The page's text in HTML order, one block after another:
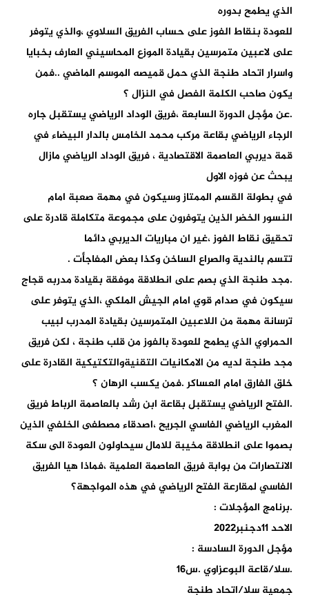
الذي يطمح بدوره
للعودة بنقاط الفوز على حساب الفريق السلاوي ،والذي يتوفر
على لاعبين متمرسين بقيادة الموزع المحاسيني العارف بخبايا
واسرار اتحاد طنجة الذي حمل قميصه الموسم الماضي ..فمن
يكون صاحب الكلمة الفصل في النزال ؟
.عن مؤجل الدورة السابعة ،فريق الوداد الرياضي يستقبل جاره
الرجاء الرياضي بقاعة مركب محمد الخامس بالدار البيضاء في
قمة ديربي العاصمة الاقتصادية ، فريق الوداد الرياضي مازال
يبحث عن فوزه الاول
في بطولة القسم الممتاز وسيكون في مهمة صعبة امام
النسور الخضر الذين يتوفرون على مجموعة متكاملة قادرة على
تحقيق نقاط الفوز ،غير ان مباريات الديربي دائما
تتسم بالندية والصراع الساخن وكذا بعض المفاجأت .
.مجد طنجة الذي بصم على انطلاقة موفقة بقيادة مدربه قجاج
سيكون في صدام قوي امام الجيش الملكي ،الذي يتوفر على
ترسانة مهمة من اللاعبين المتمرسين بقيادة المدرب لبيب
الحمراوي الذي يطمح للعودة بالفوز من قلب طنجة ، لكن فريق
مجد طنجة لديه من الامكانيات التقنيةوالتكتيكية القادرة على
خلق الفارق امام العساكر .فمن يكسب الرهان ؟
.الفتح الرياضي يستقبل بقاعة ابن رشد بالعاصمة الرباط فريق
المغرب الرياضي الفاسي الجريح ،اصدقاء مصطفى الخلفي الذين
بصموا على انطلاقة مخيبة للامال سيحاولون العودة الى سكة
الانتصارات من بوابة فريق العاصمة العلمية ،فماذا هيا الفريق
الفاسي لمقارعة الفتح الرياضي في هذه المواجهة؟
.برنامج المؤجلات :
الاحد 11دجنبر2022
مؤجل الدورة السادسة :
.سلا/قاعة البوعزاوي .س16
جمعية سلا/اتحاد طنجة